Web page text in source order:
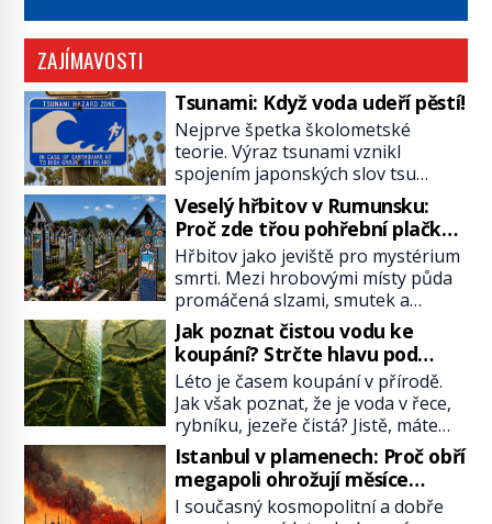
ZAJÍMAVOSTI
Tsunami: Když voda udeří pěstí!
Nejprve špetka školometské
teorie. Výraz tsunami vznikl
spojením japonských slov tsu
(přístav) a nami (vlna). Jedná se o
dlouhou vlnu, která je na volném
moři takřka nepostřehnutelná.
Ačkoli je vlnová délka tsunami i 300
kilometrů, výška vlny na volném
moři je maximálně 1,5 metru.
Máme se podobné obří vlny obávat
i v Evropě? Vznik tsunami si […]
Veselý hřbitov v Rumunsku:
Proč zde třou pohřební plačky
bídu s nouzí?
Hřbitov jako jeviště pro mystérium
smrti. Mezi hrobovými místy půda
promáčená slzami, smutek a
vědomí konečnosti lidské existence.
Jsou ale výjimky, kde pohřební
plačky smutně žmoulají kapesníky
nikoli při smutečním obřadu, ale
při pohledu na výši vyměřené
podpory v nezaměstnanosti. Kam
vás pozveme? Unikátní hřbitov,
který si vysloužil název „Veselý“,
najdeme v rumunské vesnici
Jak poznat čistou vodu ke
koupání? Strčte hlavu pod
hladinu!
Léto je časem koupání v přírodě.
Jak však poznat, že je voda v řece,
rybníku, jezeře čistá? Jistě, máte
možnost využít informace
hygieniků či podrobit křížovému
výslechu provozovatele přírodního
koupaliště. Existuje ale ještě jiná
Istanbul v plamenech: Proč obří
megapoli ohrožují měsíce
smaženého lilku?
I současný kosmopolitní a dobře